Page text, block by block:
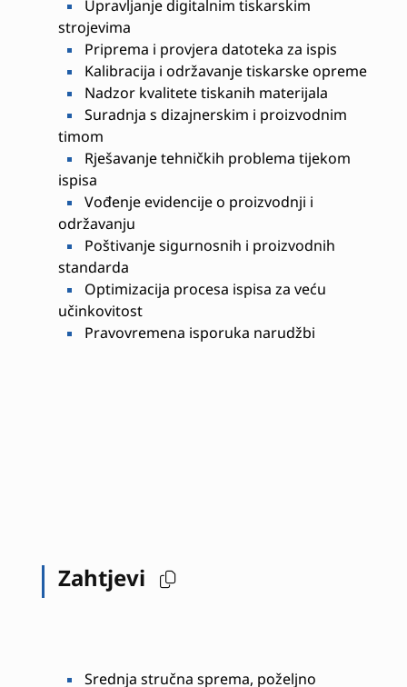
Upravljanje digitalnim tiskarskim
strojevima
Priprema i provjera datoteka za ispis
Kalibracija i održavanje tiskarske opreme
Nadzor kvalitete tiskanih materijala
Suradnja s dizajnerskim i proizvodnim
timom
Rješavanje tehničkih problema tijekom
ispisa
Vođenje evidencije o proizvodnji i
održavanju
Poštivanje sigurnosnih i proizvodnih
standarda
Optimizacija procesa ispisa za veću
učinkovitost
Pravovremena isporuka narudžbi
Zahtjevi
Srednja stručna sprema, poželjno